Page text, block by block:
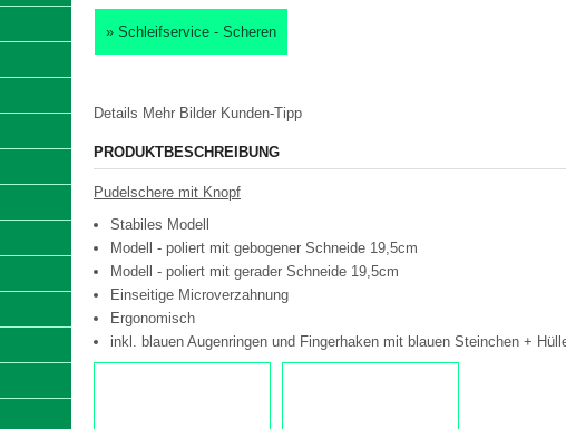
» Schleifservice - Scheren
Details Mehr Bilder Kunden-Tipp
PRODUKTBESCHREIBUNG
Pudelschere mit Knopf
Stabiles Modell
Modell - poliert mit gebogener Schneide 19,5cm
Modell - poliert mit gerader Schneide 19,5cm
Einseitige Microverzahnung
Ergonomisch
inkl. blauen Augenringen und Fingerhaken mit blauen Steinchen +